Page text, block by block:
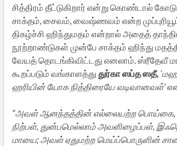
சித்திரம் தீட்டுகிறார் என்று கொண்டால்
சாக்தம், சைவம், வைஷ்ணவம் என்ற
திகழ்ச்சி ஹிந்துமதம் என்றால் அதைத்
நூற்றாண்டுகள் முன்பே சாக்தம் ஹிந்து
வேயத் தொடங்கிவிட்டது எனலாம். ஸ்ரீதேவீ
கூறப்படும் வங்காளத்து துர்கா ஸப்த ஸதீ,
ஹரியின் யோக நித்திரையே வடிவானவள்’
“அவள் ஆனந்தத்தின் எல்லையற்ற பொய்கை,
நிற்பள், துன்பமெல்லாம் அவளிழைப்பள்,
மாயை; அவள் ஏதுமற்ற மெய்ப்பொருளின்